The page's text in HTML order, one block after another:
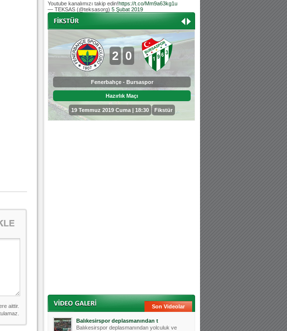
Hoş geldin Aslan bebek!
Teksas tribününden Kaan İnal'ın dünya ta
Hoş geldin Güneş bebek!
Teksas tribününden Sadettin Çetinoğlu'nu
Youtube kanalımızı takip edin!https://t.co/Mm9a63kg1u
— TEKSAS (@teksasorg) 5 Şubat 2019
2 0
Fenerbahçe - Bursaspor
Hazırlık Maçı
19 Temmuz 2019 Cuma | 18:30 Fikstür
0 3
Bursaspor - Sepahan
Hazırlık Maçı
25 Temmuz 2019 Perşembe |
Son Videolar
Balıkesirspor deplasmanından t
Balıkesirspor deplasmanından yolculuk ve